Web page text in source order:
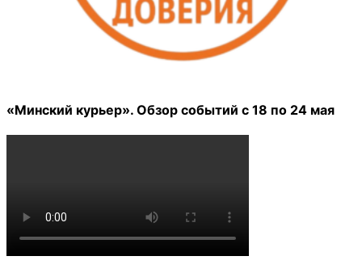
«Минский курьер». Обзор событий с 18 по 24 мая